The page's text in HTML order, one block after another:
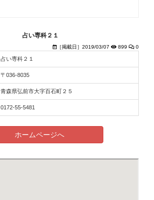
占い専科２１
［掲載日］2019/03/07 899 0
占い専科２１
〒036-8035
青森県弘前市大字百石町２５
0172-55-5481
ホームページへ